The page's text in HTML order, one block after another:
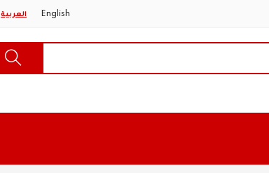
English العربية